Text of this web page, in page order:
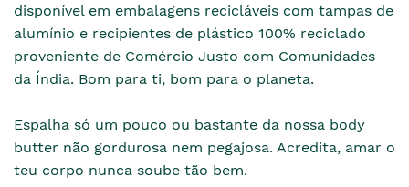
disponível em embalagens recicláveis com tampas de
alumínio e recipientes de plástico 100% reciclado
proveniente de Comércio Justo com Comunidades
da Índia. Bom para ti, bom para o planeta.
Espalha só um pouco ou bastante da nossa body
butter não gordurosa nem pegajosa. Acredita, amar o
teu corpo nunca soube tão bem.